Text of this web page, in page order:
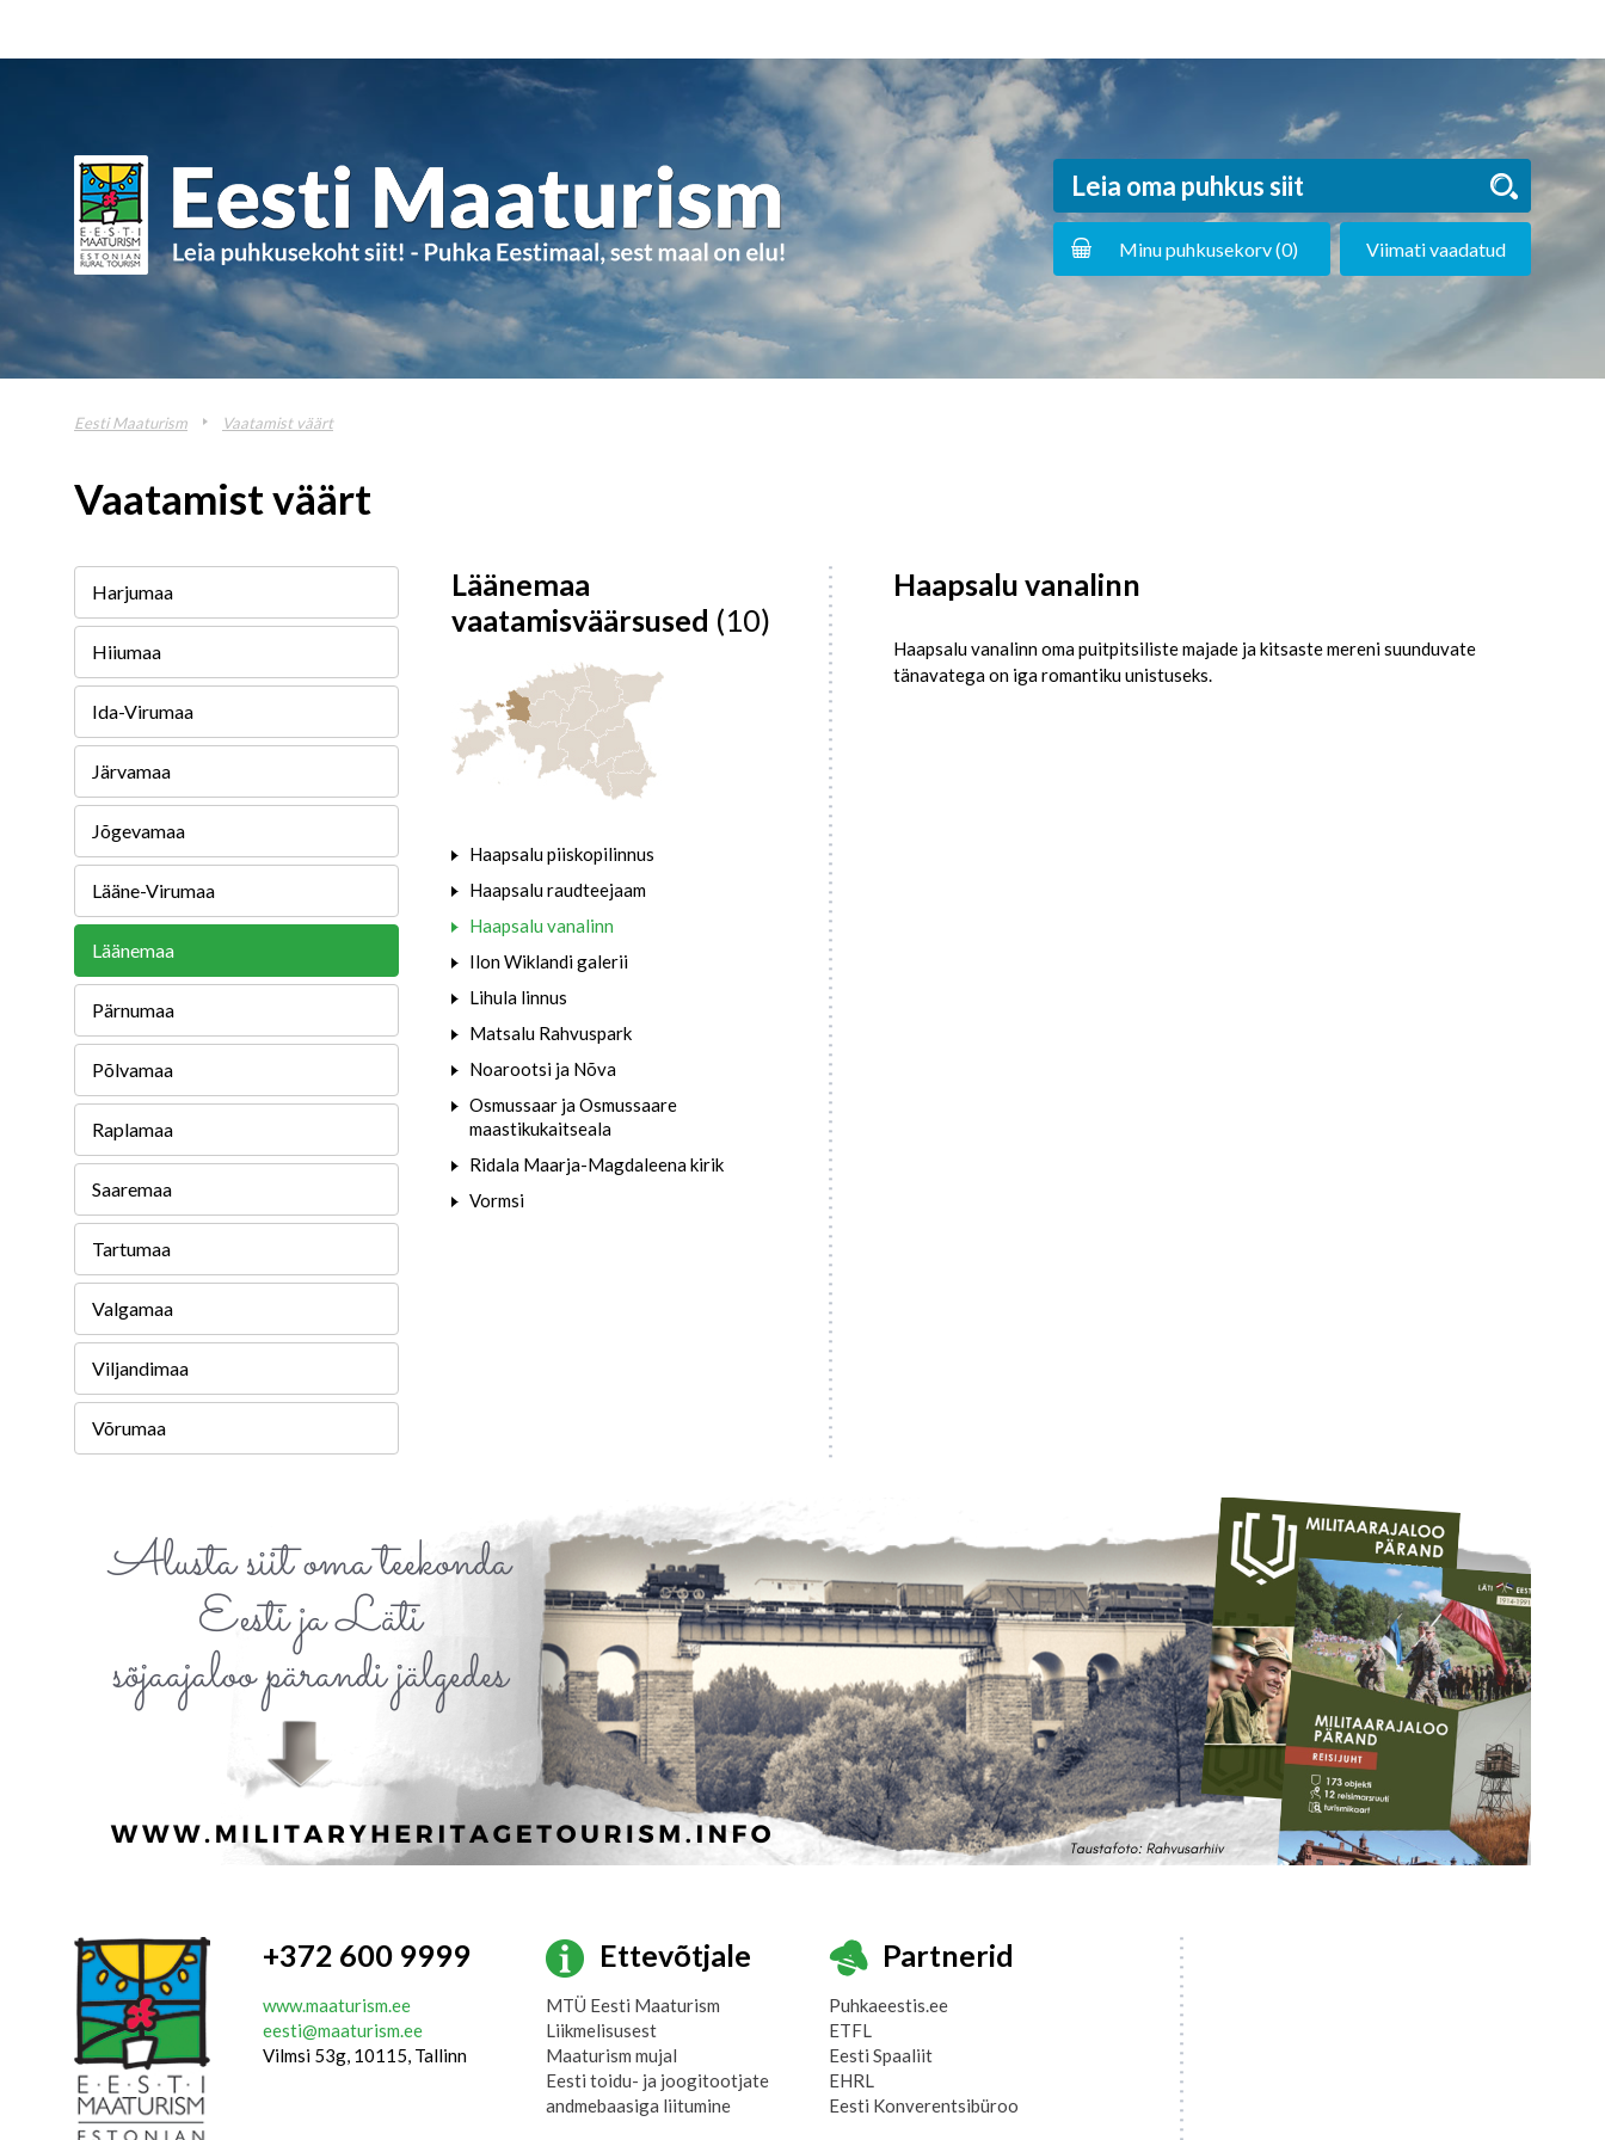
Minu puhkusekorv (0) Viimati vaadatud
Eesti Maaturism Vaatamist väärt
Vaatamist väärt
Harjumaa
Hiiumaa
Ida-Virumaa
Järvamaa
Jõgevamaa
Lääne-Virumaa
Läänemaa
Pärnumaa
Põlvamaa
Raplamaa
Saaremaa
Tartumaa
Valgamaa
Viljandimaa
Võrumaa
Läänemaa
vaatamisväärsused (10)
Haapsalu piiskopilinnus
Haapsalu raudteejaam
Haapsalu vanalinn
Ilon Wiklandi galerii
Lihula linnus
Matsalu Rahvuspark
Noarootsi ja Nõva
Osmussaar ja Osmussaare
maastikukaitseala
Ridala Maarja-Magdaleena kirik
Vormsi
Haapsalu vanalinn
Haapsalu vanalinn oma puitpitsiliste majade ja kitsaste mereni suunduvate
tänavatega on iga romantiku unistuseks.
+372 600 9999
www.maaturism.ee
eesti@maaturism.ee
Vilmsi 53g, 10115, Tallinn
Ettevõtjale
MTÜ Eesti Maaturism
Liikmelisusest
Maaturism mujal
Eesti toidu- ja joogitootjate
andmebaasiga liitumine
Partnerid
Puhkaeestis.ee
ETFL
Eesti Spaaliit
EHRL
Eesti Konverentsibüroo